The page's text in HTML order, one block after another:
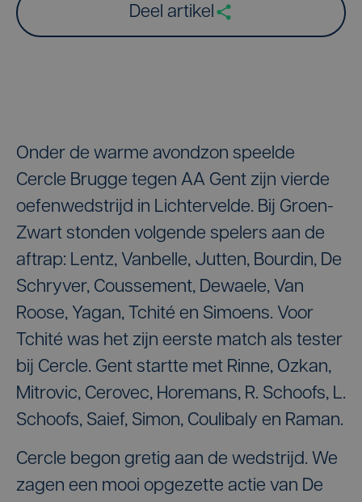
Deel artikel
Onder de warme avondzon speelde
Cercle Brugge tegen AA Gent zijn vierde
oefenwedstrijd in Lichtervelde. Bij Groen-
Zwart stonden volgende spelers aan de
aftrap: Lentz, Vanbelle, Jutten, Bourdin, De
Schryver, Coussement, Dewaele, Van
Roose, Yagan, Tchité en Simoens. Voor
Tchité was het zijn eerste match als tester
bij Cercle. Gent startte met Rinne, Ozkan,
Mitrovic, Cerovec, Horemans, R. Schoofs, L.
Schoofs, Saief, Simon, Coulibaly en Raman.
Cercle begon gretig aan de wedstrijd. We
zagen een mooi opgezette actie van De